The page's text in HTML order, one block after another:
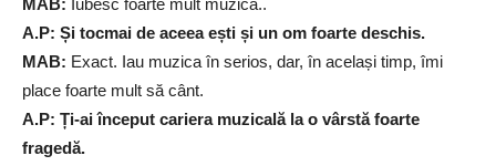
MAB: Iubesc foarte mult muzica..
A.P: Și tocmai de aceea ești și un om foarte deschis.
MAB: Exact. Iau muzica în serios, dar, în același timp, îmi
place foarte mult să cânt.
A.P: Ți-ai început cariera muzicală la o vârstă foarte
fragedă.